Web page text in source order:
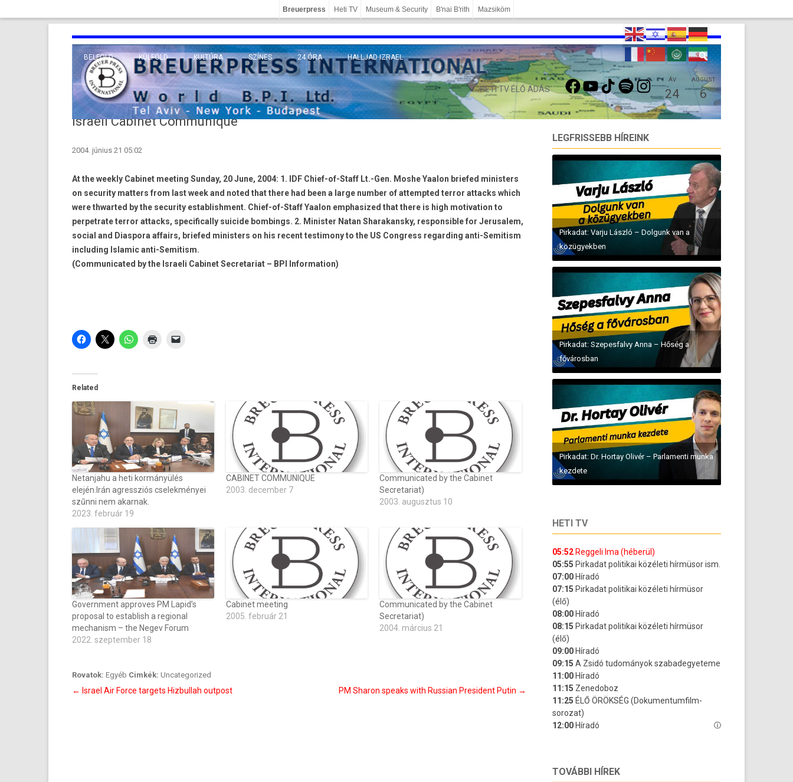
Breuerpress Heti TV Museum & Security B'nai B'rith Mazsiköm
BELFÖLD KÜLFÖLD
EURÓPA
KÖZEL-KELET
TÁVOL-KELET
TENGERENTÚL
KULTÚRA
TUDOMÁNY
VALLÁS
SZÍNES 24 ÓRA HALLJAD IZRAEL
HETI TV ÉLŐ ADÁS
FACEBOOKYOUTUBETIKTOKSPOTIFYINSTAGRAMÁV
24
AUGUST
6
Israeli Cabinet Communique
2004. június 21 05:02
At the weekly Cabinet meeting Sunday, 20 June, 2004: 1. IDF Chief-of-Staff Lt.-Gen. Moshe Yaalon briefed ministers
on security matters from last week and noted that there had been a large number of attempted terror attacks which
were thwarted by the security establishment. Chief-of-Staff Yaalon emphasized that there is high motivation to
perpetrate terror attacks, specifically suicide bombings. 2. Minister Natan Sharakansky, responsible for Jerusalem,
social and Diaspora affairs, briefed ministers on his recent testimony to the US Congress regarding anti-Semitism
including Islamic anti-Semitism.
(Communicated by the Israeli Cabinet Secretariat – BPI Information)
Related
Netanjahu a heti kormányülés
elején.Irán agressziós cselekményei
szűnni nem akarnak.
2023. február 19
CABINET COMMUNIQUE
2003. december 7
Communicated by the Cabinet
Secretariat)
2003. augusztus 10
Government approves PM Lapid’s
proposal to establish a regional
mechanism – the Negev Forum
2022. szeptember 18
Cabinet meeting
2005. február 21
Communicated by the Cabinet
Secretariat)
2004. március 21
Rovatok: Egyéb Cimkék: Uncategorized
Bejegyzés
← Israel Air Force targets Hizbullah outpost PM Sharon speaks with Russian President Putin →
LEGFRISSEBB HÍREINK
Pirkadat: Varju László – Dolgunk van a
közügyekben
Pirkadat: Szepesfalvy Anna – Hőség a
fővárosban
Pirkadat: Dr. Hortay Olivér – Parlamenti munka
kezdete
HETI TV
TOVÁBBI HÍREK